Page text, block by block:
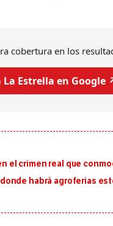
cobertura en los
La Estrella en Google
el crimen real que
habrá agroferias
al sur